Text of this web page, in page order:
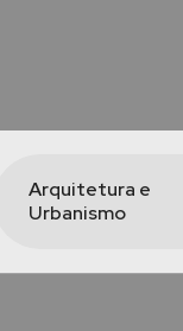
Arquitetura e
Urbanismo